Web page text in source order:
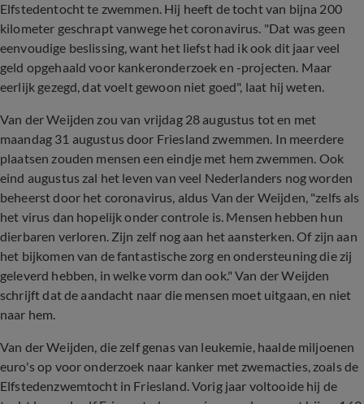
Elfstedentocht te zwemmen. Hij heeft de tocht van bijna 200
kilometer geschrapt vanwege het coronavirus. "Dat was geen
eenvoudige beslissing, want het liefst had ik ook dit jaar veel
geld opgehaald voor kankeronderzoek en -projecten. Maar
eerlijk gezegd, dat voelt gewoon niet goed", laat hij weten.
Van der Weijden zou van vrijdag 28 augustus tot en met
maandag 31 augustus door Friesland zwemmen. In meerdere
plaatsen zouden mensen een eindje met hem zwemmen. Ook
eind augustus zal het leven van veel Nederlanders nog worden
beheerst door het coronavirus, aldus Van der Weijden, "zelfs als
het virus dan hopelijk onder controle is. Mensen hebben hun
dierbaren verloren. Zijn zelf nog aan het aansterken. Of zijn aan
het bijkomen van de fantastische zorg en ondersteuning die zij
geleverd hebben, in welke vorm dan ook." Van der Weijden
schrijft dat de aandacht naar die mensen moet uitgaan, en niet
naar hem.
Van der Weijden, die zelf genas van leukemie, haalde miljoenen
euro's op voor onderzoek naar kanker met zwemacties, zoals de
Elfstedenzwemtocht in Friesland. Vorig jaar voltooide hij de